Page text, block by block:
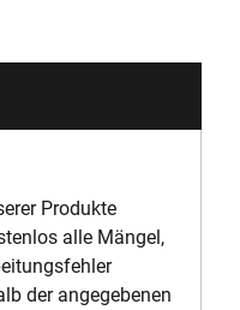
Produkte
alle Mängel,
der angegebenen